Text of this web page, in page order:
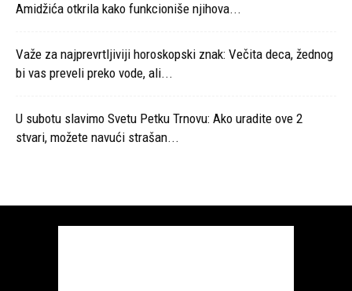
Amidžića otkrila kako funkcioniše njihova...
Važe za najprevrtljiviji horoskopski znak: Večita deca, žednog
bi vas preveli preko vode, ali...
U subotu slavimo Svetu Petku Trnovu: Ako uradite ove 2
stvari, možete navući strašan...